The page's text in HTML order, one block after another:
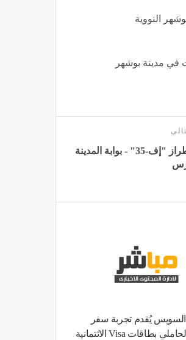
النووية
في مدينة بوشهر
تحطم مقاتلة أميركية من طراز "إف-35" - بوابة المدينة
السويس يُقدم تجربة سفر
مُتكاملة لحاملي بطاقات Visa الائتمانية